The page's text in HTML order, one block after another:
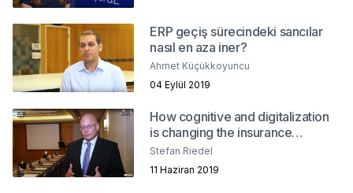
ERP geçiş sürecindeki sancılar
nasıl en aza iner?
Ahmet Küçükkoyuncu
04 Eylül 2019
How cognitive and digitalization
is changing the insurance
industry?
Stefan Riedel
11 Haziran 2019